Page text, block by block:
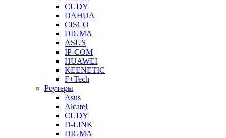
CUDY
DAHUA
CISCO
DIGMA
ASUS
IP-COM
HUAWEI
KEENETIC
F+Tech
Роутеры
Asus
Alcatel
CUDY
D-LINK
DIGMA